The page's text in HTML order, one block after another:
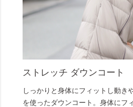
ストレッチ ダウンコート
しっかりと身体にフィットし動き
を使ったダウンコート。身体にフ